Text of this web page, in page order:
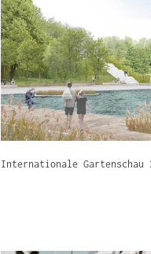
Internationale Gartenschau